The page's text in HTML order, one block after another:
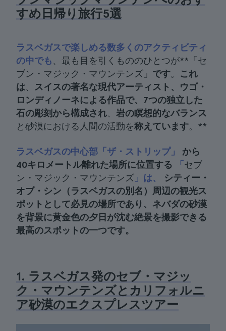
すめ日帰り旅行5選
ラスベガスで楽しめる数多くのアクティビティ
の中でも 、最も目を引くもののひとつが**「セ
ブン・マジック・マウンテンズ」 です。 これ
は
スイスの著名な現代アーティスト、ウゴ・
ロンディノーネによる作品で、7つの独立した
石の彫刻から構成され
岩の瞑想的なバランス
と砂漠における人間の活動を称えています。**
ラスベガスの中心部「ザ・ストリップ」
から
40キロメートル離れた場所に位置する
「 セブ
ン・マジック・マウンテンズ 」は、
シティー・
オブ・シン（ラスベガスの別名） 周辺の観光ス
ポットとして必見の場所であり 、 ネバダの砂漠
を背景に黄金色の夕日が沈む絶景を撮影できる
最高のスポットの一つです。
1. ラスベガス発のセブ・マジッ
ク・マウンテンズとカリフォルニ
ア砂漠のエクスプレスツアー